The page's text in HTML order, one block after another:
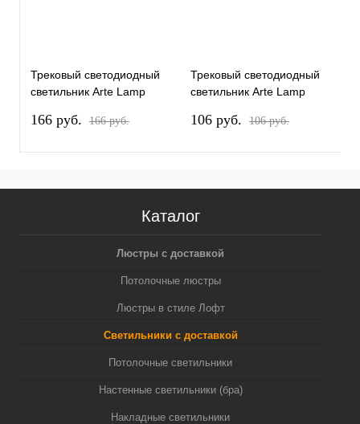
Трековый светодиодный
светильник Arte Lamp
166 pуб. 166 pуб.
Трековый светодиодный
светильник Arte Lamp
106 pуб. 106 pуб.
Каталог
Люстры с доставкой
Потолочные люстры
Люстры в стиле Лофт
Светильники с доставкой
Потолочные светильники
Настенные светильники (бра)
Накладные светильники